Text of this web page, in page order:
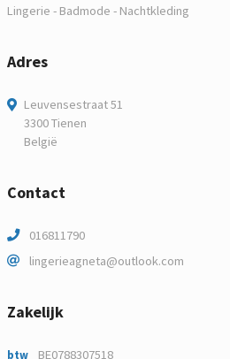
Lingerie - Badmode - Nachtkleding
Adres
Leuvensestraat 51
3300 Tienen
België
Contact
016811790
lingerieagneta@outlook.com
Zakelijk
btw BE0788307518